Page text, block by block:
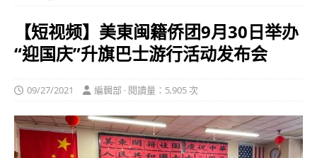
【短视频】美東闽籍侨团9月30日举办
“迎国庆”升旗巴士游行活动发布会
09/27/2021 編輯部 · 閱讀量：5,905 次